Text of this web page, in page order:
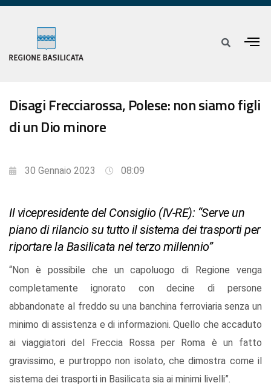
Disagi Frecciarossa, Polese: non siamo figli
di un Dio minore
30 Gennaio 2023 08:09
Il vicepresidente del Consiglio (IV-RE): “Serve un
piano di rilancio su tutto il sistema dei trasporti per
riportare la Basilicata nel terzo millennio”
“Non è possibile che un capoluogo di Regione venga
completamente ignorato con decine di persone
abbandonate al freddo su una banchina ferroviaria senza un
minimo di assistenza e di informazioni. Quello che accaduto
ai viaggiatori del Freccia Rossa per Roma è un fatto
gravissimo, e purtroppo non isolato, che dimostra come il
sistema dei trasporti in Basilicata sia ai minimi livelli”.